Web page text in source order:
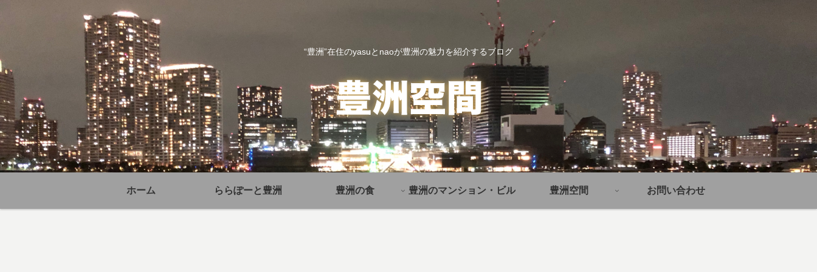
“豊洲”在住のyasuとnaoが豊洲の魅力を紹介するブログ
ホーム ららぽーと豊洲 豊洲の食 豊洲のマンション・ビル 豊洲空間 お問い合わせ